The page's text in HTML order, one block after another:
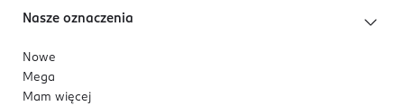
Nasze oznaczenia
Nowe
Mega
Mam więcej